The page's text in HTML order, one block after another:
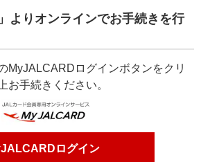
よりオンラインでお手続きを行
MyJALCARDログインボタンをクリ
お手続きください。
ログイン